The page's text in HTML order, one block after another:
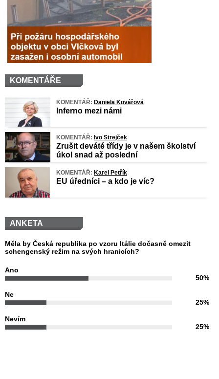
KOMENTÁŘE
KOMENTÁŘ: Daniela Kovářová
Inferno mezi námi
KOMENTÁŘ: Ivo Strejček
Zrušit deváté třídy je v našem školství
úkol snad až poslední
KOMENTÁŘ: Karel Petřík
EU úředníci – a kdo je víc?
ANKETA
Měla by Česká republika po vzoru Itálie dočasně omezit
schengenský režim na svých hranicích?
Ano
50%
Ne
25%
Nevím
25%